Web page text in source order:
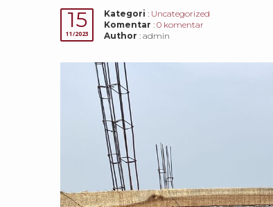
15
11/2023
Kategori : Uncategorized
Komentar : 0 komentar
Author : admin